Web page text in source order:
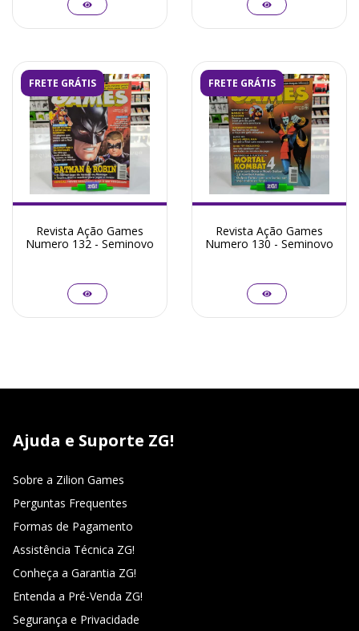
FRETE GRÁTIS
Revista Ação Games
Numero 132 - Seminovo
FRETE GRÁTIS
Revista Ação Games
Numero 130 - Seminovo
Ajuda e Suporte ZG!
Sobre a Zilion Games
Perguntas Frequentes
Formas de Pagamento
Assistência Técnica ZG!
Conheça a Garantia ZG!
Entenda a Pré-Venda ZG!
Segurança e Privacidade